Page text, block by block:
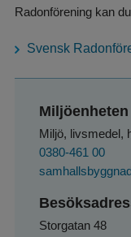
Radonförening kan
Svensk
Miljöenheten
Miljö, livsmedel,
0380-461 00
Storgatan 48